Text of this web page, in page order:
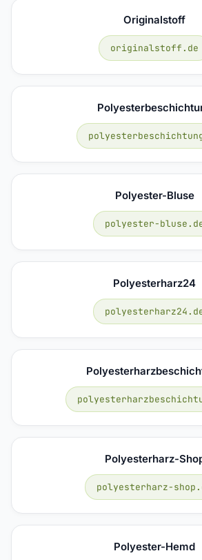
Originalstoff
originalstoff.de
Polyester-Bluse
polyester-
Polyesterharz24
Polyesterharz-
polyesterharz-
Polyester-Hemd